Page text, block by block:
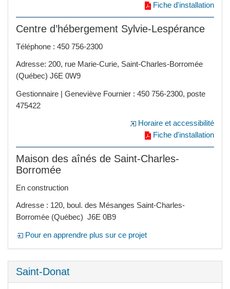
Fiche d'installation
Centre d’hébergement Sylvie-Lespérance
Téléphone : 450 756-2300
Adresse: 200, rue Marie-Curie, Saint-Charles-Borromée
(Québec) J6E 0W9
Gestionnaire | Geneviève Fournier : 450 756-2300, poste
475422
Horaire et accessibilité
Fiche d'installation
Maison des aînés de Saint-Charles-
Borromée
En construction
Adresse : 120, boul. des Mésanges Saint-Charles-
Borromée (Québec) J6E 0B9
Pour en apprendre plus sur ce projet
Saint-Donat